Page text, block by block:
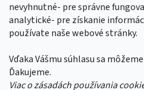
nevyhnutné- pre správne
analytické- pre získanie
používate naše webové stránky.
Vďaka Vášmu súhlasu sa
Ďakujeme.
Viac o zásadách používania
DOMOVO
Komárňanská
947 01
IČO: 53967518